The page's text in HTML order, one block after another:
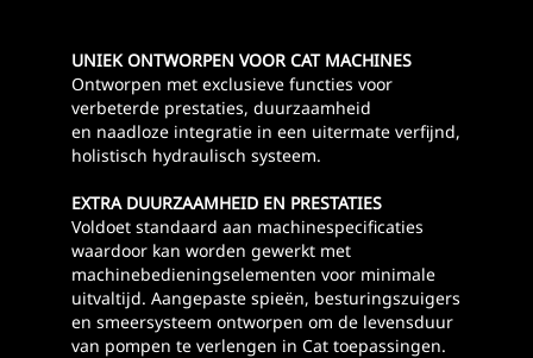
UNIEK ONTWORPEN VOOR CAT MACHINES
Ontworpen met exclusieve functies voor
verbeterde prestaties, duurzaamheid
en naadloze integratie in een uitermate verfijnd,
holistisch hydraulisch systeem.
EXTRA DUURZAAMHEID EN PRESTATIES
Voldoet standaard aan machinespecificaties
waardoor kan worden gewerkt met
machinebedieningselementen voor minimale
uitvaltijd. Aangepaste spieën, besturingszuigers
en smeersysteem ontworpen om de levensduur
van pompen te verlengen in Cat toepassingen.